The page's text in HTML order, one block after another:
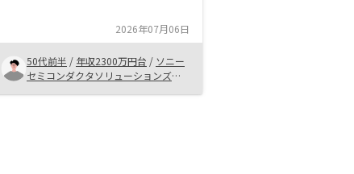
さんにアクセスしました。 節税目
的にという動機に対して、財政状況
等も考えていただきながら、いくつ
か提案頂き、段階的に進めていただ
けた点が信頼に繋がり複数物件を購
2026年07月06日
50代前半 / 年収2300万円台 / ソニー
セミコンダクタソリューションズ株